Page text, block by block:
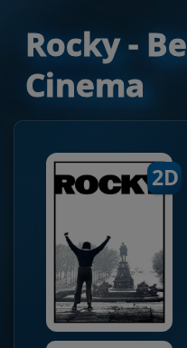
Rocky -
Cinema
2D